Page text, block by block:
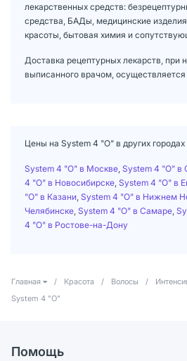
лекарственных средств:
средства, БАДы, медицинские
красоты, бытовая химия и
Доставка рецептурных лекарств, при
выписанного врачом,
Цены на System 4 "О" в других городах
System 4 "О" в Москве System 4 "О" в
4 "О" в Новосибирске System 4 "О" в
"О" в Казани System 4 "О" в Нижнем
Челябинске System 4 "О" в Самаре
4 "О" в Ростове-на-Дону
Главная / Красота / Волосы /
System 4 "О"
Помощь